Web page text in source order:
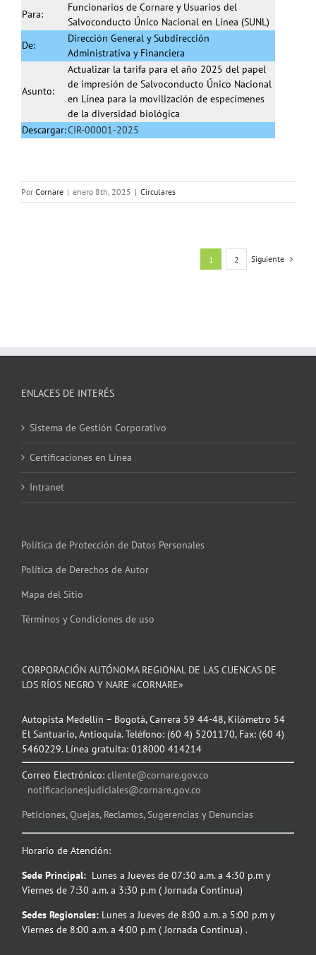
Para:
Funcionarios de Cornare y Usuarios del
Salvoconducto Único Nacional en Línea (SUNL)
De:
Dirección General y Subdirección
Administrativa y Financiera
Asunto:
Actualizar la tarifa para el año 2025 del papel
de impresión de Salvoconducto Único Nacional
en Línea para la movilización de especímenes
de la diversidad biológica
Descargar:CIR-00001-2025
Por Cornare | enero 8th, 2025 | Circulares
1 2 Siguiente
ENLACES DE INTERÉS
Sistema de Gestión Corporativo
Certificaciones en Línea
Intranet
Política de Protección de Datos Personales
Política de Derechos de Autor
Mapa del Sitio
Términos y Condiciones de uso
CORPORACIÓN AUTÓNOMA REGIONAL DE LAS CUENCAS DE
LOS RÍOS NEGRO Y NARE «CORNARE»
Autopista Medellín – Bogotá, Carrera 59 44-48, Kilómetro 54
El Santuario, Antioquia. Teléfono: (60 4) 5201170, Fax: (60 4)
5460229. Línea gratuita: 018000 414214
Correo Electrónico: cliente@cornare.gov.co
notificacionesjudiciales@cornare.gov.co
Peticiones, Quejas, Reclamos, Sugerencias y Denuncias
Horario de Atención:
Sede Principal: Lunes a Jueves de 07:30 a.m. a 4:30 p.m y
Viernes de 7:30 a.m. a 3:30 p.m ( Jornada Continua)
Sedes Regionales: Lunes a Jueves de 8:00 a.m. a 5:00 p.m y
Viernes de 8:00 a.m. a 4:00 p.m ( Jornada Continua) .